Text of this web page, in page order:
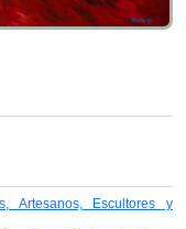
Artesanos, Escultores y